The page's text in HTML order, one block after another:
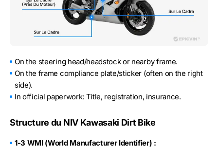
On the steering head/headstock or nearby frame.
On the frame compliance plate/sticker (often on the right
side).
In official paperwork: Title, registration, insurance.
Structure du NIV Kawasaki Dirt Bike
1-3 WMI (World Manufacturer Identifier) :